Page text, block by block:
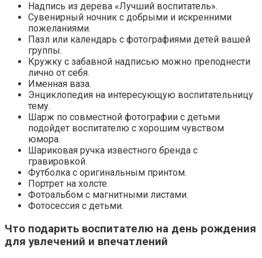
Надпись из дерева «Лучший воспитатель».
Сувенирный ночник с добрыми и искренними
пожеланиями.
Пазл или календарь с фотографиями детей вашей
группы.
Кружку с забавной надписью можно преподнести
лично от себя.
Именная ваза.
Энциклопедия на интересующую воспитательницу
тему.
Шарж по совместной фотографии с детьми
подойдет воспитателю с хорошим чувством
юмора.
Шариковая ручка известного бренда с
гравировкой.
Футболка с оригинальным принтом.
Портрет на холсте.
Фотоальбом с магнитными листами.
Фотосессия с детьми.
Что подарить воспитателю на день рождения
для увлечений и впечатлений